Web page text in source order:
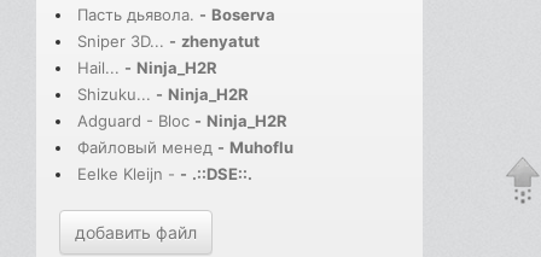
Пасть дьявола. - Boserva
Sniper 3D... - zhenyatut
Hail... - Ninja_H2R
Shizuku... - Ninja_H2R
Adguard - Bloc - Ninja_H2R
Файловый менед - Muhoflu
Eelke Kleijn - - .::DSE::.
добавить файл